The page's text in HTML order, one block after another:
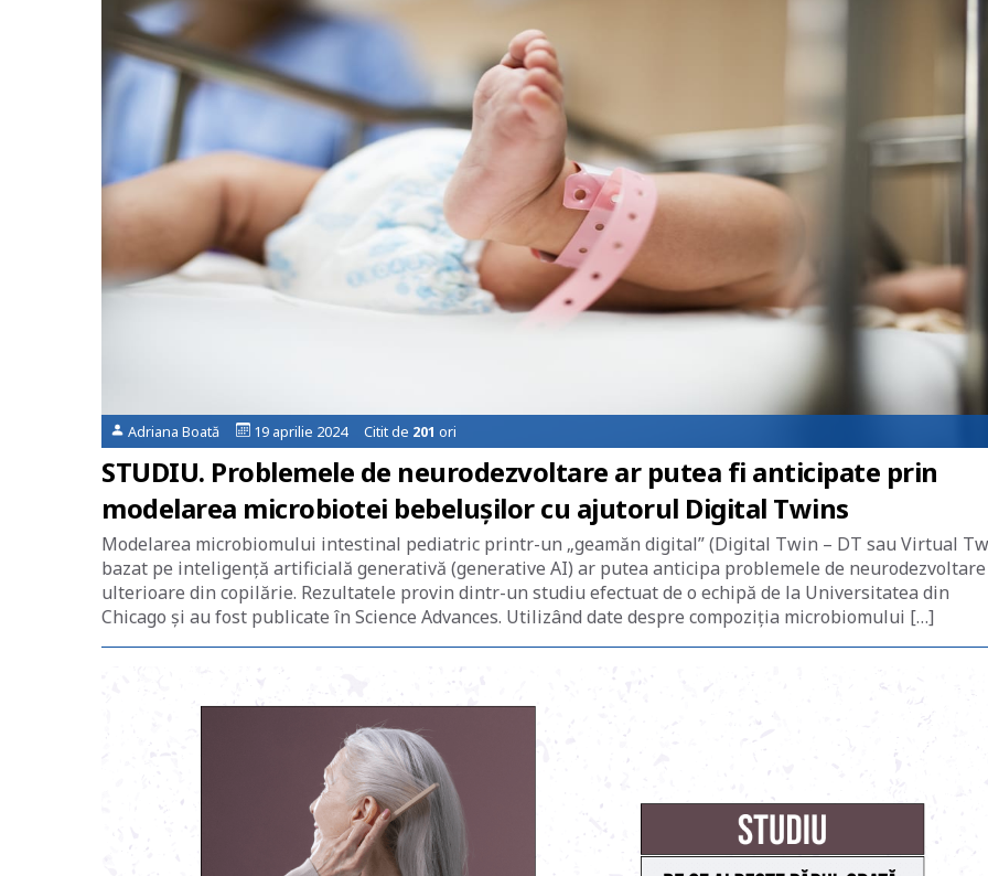
Adriana Boată 19 aprilie 2024 Citit de 201 ori
STUDIU. Problemele de neurodezvoltare ar putea fi anticipate prin
modelarea microbiotei bebelușilor cu ajutorul Digital Twins
Modelarea microbiomului intestinal pediatric printr-un „geamăn digital” (Digital Twin – DT sau Virtual
bazat pe inteligență artificială generativă (generative AI) ar putea anticipa problemele de neurodezvoltare
ulterioare din copilărie. Rezultatele provin dintr-un studiu efectuat de o echipă de la Universitatea din
Chicago și au fost publicate în Science Advances. Utilizând date despre compoziția microbiomului […]